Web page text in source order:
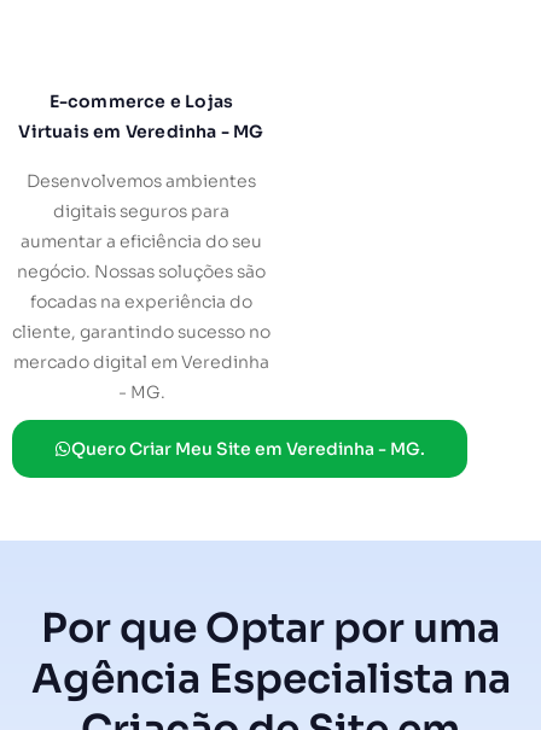
E-commerce e Lojas
Virtuais em Veredinha - MG
Desenvolvemos ambientes
digitais seguros para
aumentar a eficiência do seu
negócio. Nossas soluções são
focadas na experiência do
cliente, garantindo sucesso no
mercado digital em Veredinha
- MG.
Quero Criar Meu Site em Veredinha - MG.
Por que Optar por uma
Agência Especialista na